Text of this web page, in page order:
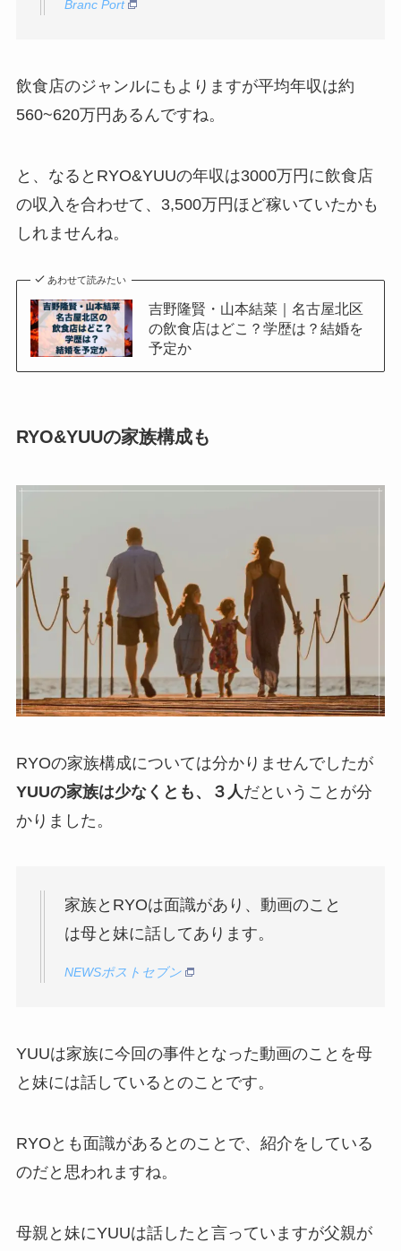
Branc Port
飲食店のジャンルにもよりますが平均年収は約
560~620万円あるんですね。
と、なるとRYO&YUUの年収は3000万円に飲食店
の収入を合わせて、3,500万円ほど稼いていたかも
しれませんね。
あわせて読みたい
吉野隆賢・山本結菜｜名古屋北区
の飲食店はどこ？学歴は？結婚を
予定か
RYO&YUUの家族構成も
RYOの家族構成については分かりませんでしたが
YUUの家族は少なくとも、３人 だということが分
かりました。
家族とRYOは面識があり、動画のこと
は母と妹に話してあります。
NEWSポストセブン
YUUは家族に今回の事件となった動画のことを母
と妹には話しているとのことです。
RYOとも面識があるとのことで、紹介をしている
のだと思われますね。
母親と妹にYUUは話したと言っていますが父親が